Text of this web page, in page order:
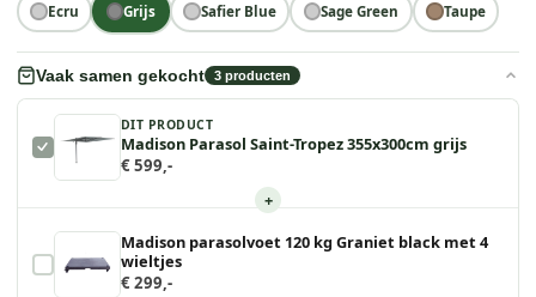
Ecru Grijs Safier Blue Sage Green Taupe
Vaak samen gekocht 3 producten
DIT PRODUCT
Madison Parasol Saint-Tropez 355x300cm grijs
€ 599,-
+
Madison parasolvoet 120 kg Graniet black met 4
wieltjes
€ 299,-